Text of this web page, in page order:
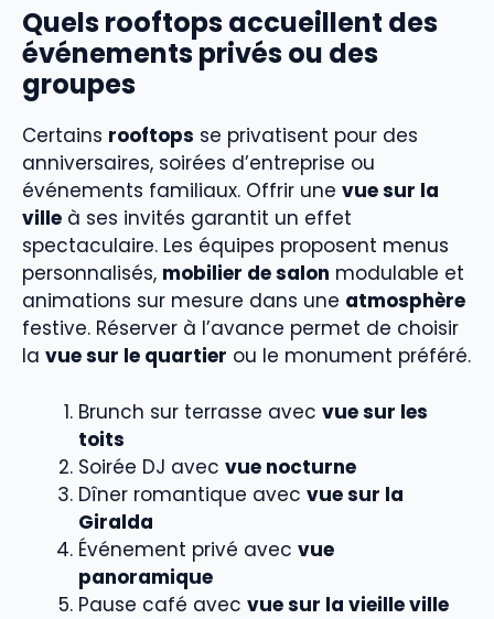
Quels rooftops accueillent des
événements privés ou des
groupes
Certains rooftops se privatisent pour des
anniversaires, soirées d’entreprise ou
événements familiaux. Offrir une vue sur la
ville à ses invités garantit un effet
spectaculaire. Les équipes proposent menus
personnalisés, mobilier de salon modulable et
animations sur mesure dans une atmosphère
festive. Réserver à l’avance permet de choisir
la vue sur le quartier ou le monument préféré.
Brunch sur terrasse avec vue sur les
toits
Soirée DJ avec vue nocturne
Dîner romantique avec vue sur la
Giralda
Événement privé avec vue
panoramique
Pause café avec vue sur la vieille ville